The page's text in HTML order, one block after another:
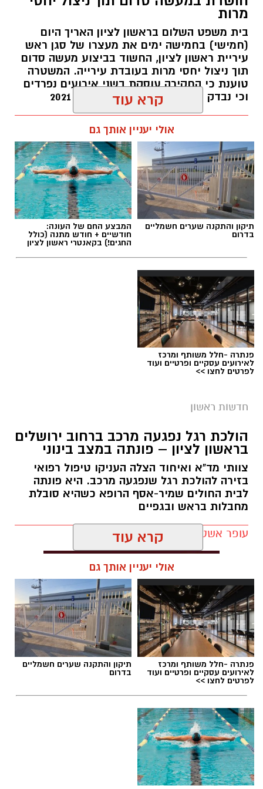
מרות
בית משפט השלום בראשון לציון האריך היום
(חמישי) בחמישה ימים את מעצרו של סגן ראש
עיריית ראשון לציון, החשוד בביצוע מעשה סדום
תוך ניצול יחסי מרות בעובדת עירייה. המשטרה
טוענת כי החקירה עוסקת בשני אירועים נפרדים
וכי נבדק חשד למקרים נוספים משנת 2021
תגים:הטרדה מינית, מעצר סגן ראש עיריית ראשון
לציון
מעצר חשוד
בית משפט השלום בראשון לציון האריך היום
(חמישי) בחמישה ימים את מעצרו של סגן ראש
עיריית ראשון לציון, שנעצר אתמול במסגרת חקירה
של יחידת ההונאה במחוז מרכז, בחשד לביצוע
מעשה סדום תוך ניצול יחסי מרות בעובדת בעירייה.
החקירה נפתחה בעקבות תלונה שהגישה העובדת,
המתייחסת לשני מקרים שונים. במשטרה בודקים
גם חשד לאירועים נוספים שהתרחשו, על פי החשד,
החל משנת 2021, ובכוונתם לערוך עימות בין החשוד
לבין המתלוננת.
לפי המשטרה, החקירה מתנהלת זה כחודשיים
והועברה מתחנת ראשון לציון ליחידת ההונאה
המרכזית. לאחר תקופה של חקירה סמויה הפכה
המשפט. במקביל ביקשה המשטרה להתיר את
פרסום שמו, במטרה לאפשר לנפגעות נוספות, ככל
שישנן, לפנות ולהגיש תלונה.
במהלך הדיון ביקשה המשטרה להאריך את המעצר
בשמונה ימים. נציג המשטרה ציין כי החשדות
קרא עוד
אולי יעניין אותך גם
תיקון והתקנה שערים חשמליים
בדרום
המבצע החם של העונה:
חודשיים + חודש מתנה (כולל
החגים!) בקאנטרי ראשון לציון
פנתרה -חלל משותף ומרכז
לאירועים עסקיים ופרטיים ועוד
לפרטים לחצו >>
חדשות ראשון
הולכת רגל נפגעה מרכב ברחוב ירושלים
בראשון לציון – פונתה במצב בינוני
צוותי מד"א ואיחוד הצלה העניקו טיפול רפואי
בזירה להולכת רגל שנפגעה מרכב. היא פונתה
לבית החולים שמיר-אסף הרופא כשהיא סובלת
מחבלות בראש ובגפיים
עופר אשטוקר / 11:31 06.08.26
תגים:תאונת דרכים בראשון לציון
קרא עוד
אולי יעניין אותך גם
לאירועים עסקיים ופרטיים ועוד בדרום